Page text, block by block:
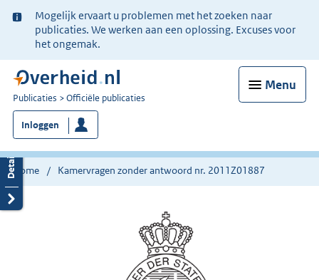
Ter
informatie:
Mogelijk ervaart u problemen met het zoeken naar
publicaties. We werken aan een oplossing. Excuses voor
het ongemak.
Menu
U
bent
nu
hier:
Publicaties Officiële publicaties
Inloggen
Home Kamervragen zonder antwoord nr. 2011Z01887